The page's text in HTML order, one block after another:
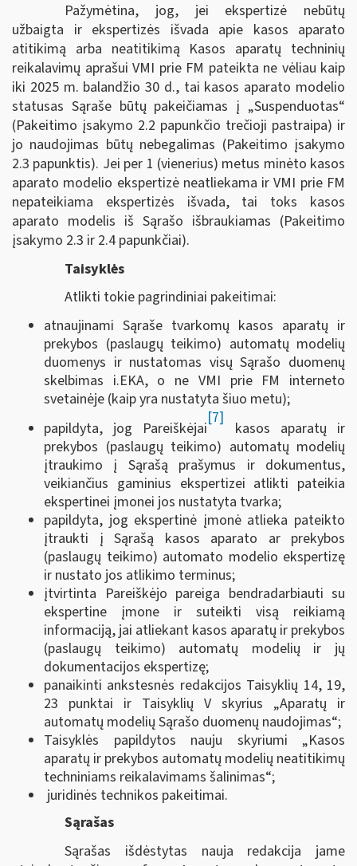
Pažymėtina, jog, jei ekspertizė nebūtų
užbaigta ir ekspertizės išvada apie kasos aparato
atitikimą arba neatitikimą Kasos aparatų techninių
reikalavimų aprašui VMI prie FM pateikta ne vėliau kaip
iki 2025 m. balandžio 30 d., tai kasos aparato modelio
statusas Sąraše būtų pakeičiamas į „Suspenduotas“
(Pakeitimo įsakymo 2.2 papunkčio trečioji pastraipa) ir
jo naudojimas būtų nebegalimas (Pakeitimo įsakymo
2.3 papunktis). Jei per 1 (vienerius) metus minėto kasos
aparato modelio ekspertizė neatliekama ir VMI prie FM
nepateikiama ekspertizės išvada, tai toks kasos
aparato modelis iš Sąrašo išbraukiamas (Pakeitimo
įsakymo 2.3 ir 2.4 papunkčiai).
Taisyklės
Atlikti tokie pagrindiniai pakeitimai:
atnaujinami Sąraše tvarkomų kasos aparatų ir
prekybos (paslaugų teikimo) automatų modelių
duomenys ir nustatomas visų Sąrašo duomenų
skelbimas i.EKA, o ne VMI prie FM interneto
svetainėje (kaip yra nustatyta šiuo metu);
papildyta, jog Pareiškėjai
[7]
kasos aparatų ir
prekybos (paslaugų teikimo) automatų modelių
įtraukimo į Sąrašą prašymus ir dokumentus,
veikiančius gaminius ekspertizei atlikti pateikia
ekspertinei įmonei jos nustatyta tvarka;
papildyta, jog ekspertinė įmonė atlieka pateikto
įtraukti į Sąrašą kasos aparato ar prekybos
(paslaugų teikimo) automato modelio ekspertizę
ir nustato jos atlikimo terminus;
įtvirtinta Pareiškėjo pareiga bendradarbiauti su
ekspertine įmone ir suteikti visą reikiamą
informaciją, jai atliekant kasos aparatų ir prekybos
(paslaugų teikimo) automatų modelių ir jų
dokumentacijos ekspertizę;
panaikinti ankstesnės redakcijos Taisyklių 14, 19,
23 punktai ir Taisyklių V skyrius „Aparatų ir
automatų modelių Sąrašo duomenų naudojimas“;
Taisyklės papildytos nauju skyriumi „Kasos
aparatų ir prekybos automatų modelių neatitikimų
techniniams reikalavimams šalinimas“;
juridinės technikos pakeitimai.
Sąrašas
Sąrašas išdėstytas nauja redakcija jame